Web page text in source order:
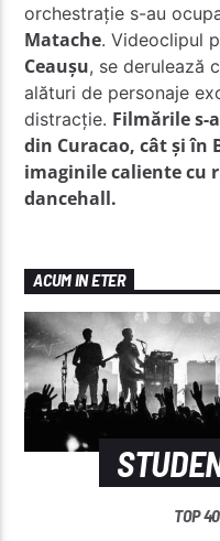
orchestrație s-au
Matache. Videoclipul
Ceaușu, se derulează
alături de personaje
distracție. Filmările s-
din Curacao, cât și în
imaginile caliente cu
dancehall.
ACUM IN ETER
TOP